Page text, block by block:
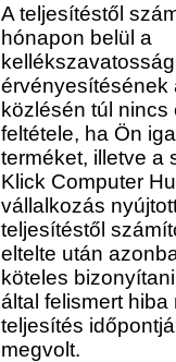
A teljesítéstől
hónapon belül a
érvényesítésének
közlésén túl nincs
feltétele, ha Ön
terméket, illetve a
Klick Computer
vállalkozás
teljesítéstől
eltelte után
köteles
által felismert hiba
teljesítés
megvolt.